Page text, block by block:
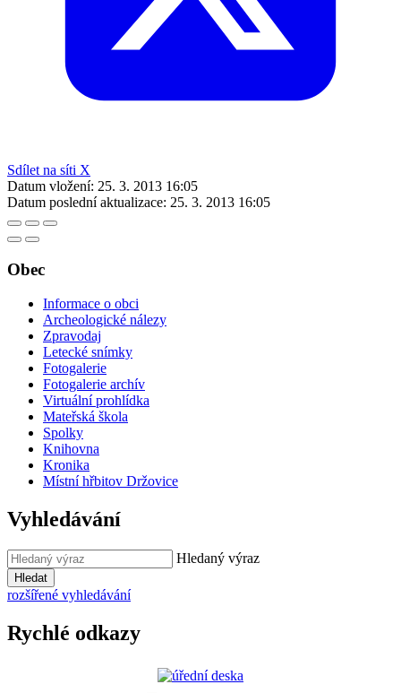
Sdílet na síti X
Datum vložení: 25. 3. 2013 16:05
Datum poslední aktualizace: 25. 3. 2013 16:05
Obec
Informace o obci
Archeologické nálezy
Zpravodaj
Letecké snímky
Fotogalerie
Fotogalerie archív
Virtuální prohlídka
Mateřská škola
Spolky
Knihovna
Kronika
Místní hřbitov Držovice
Vyhledávání
Hledaný výraz
Hledat
rozšířené vyhledávání
Rychlé odkazy